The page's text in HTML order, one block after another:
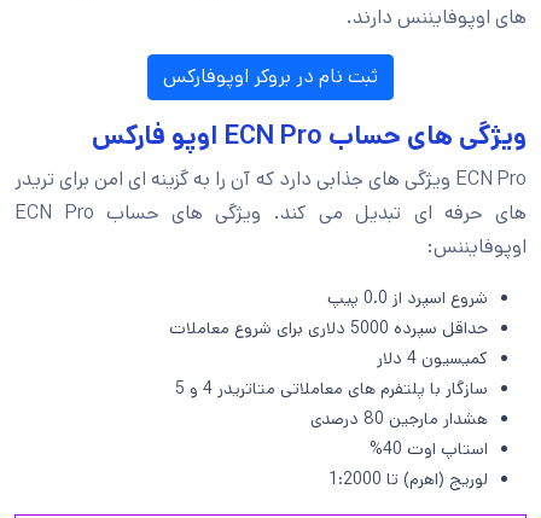
های اوپوفایننس دارند.
ثبت نام در بروکر اوپوفارکس
ویژگی های حساب ECN Pro اوپو فارکس
ECN Pro ویژگی های جذابی دارد که آن را به گزینه ای امن برای تریدر
های حرفه ای تبدیل می کند. ویژگی های حساب ECN Pro
اوپوفایننس:
شروع اسپرد از 0.0 پیپ
حداقل سپرده 5000 دلاری برای شروع معاملات
کمیسیون 4 دلار
سازگار با پلتفرم های معاملاتی متاتریدر 4 و 5
هشدار مارجین 80 درصدی
استاپ اوت 40%
لوریج (اهرم) تا 1:2000